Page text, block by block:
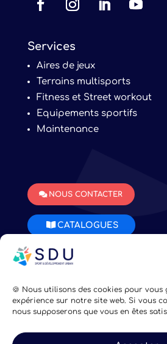
🍪 Nous utilisons des cookies pour
expérience sur notre site web. Si vous
nous supposerons que vous en êtes
Services
Aires de jeux
Terrains multisports
Fitness et Street workout
Equipements sportifs
Maintenance
NOUS CONTACTER
CATALOGUES
Mentions légales Confidentialité